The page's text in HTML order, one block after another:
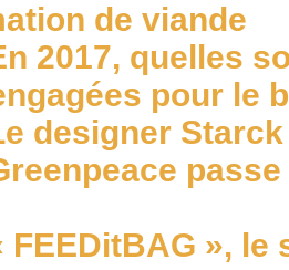
de viande
2017, quelles
pour le
designer
FEEDitBAG », le